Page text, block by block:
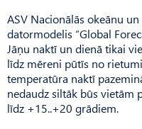
ASV Nacionālās okeānu
datormodelis “Global
Jāņu naktī un dienā tikai
līdz mēreni pūtīs no
temperatūra naktī
nedaudz siltāk būs vietām
līdz +15..+20 grādiem.